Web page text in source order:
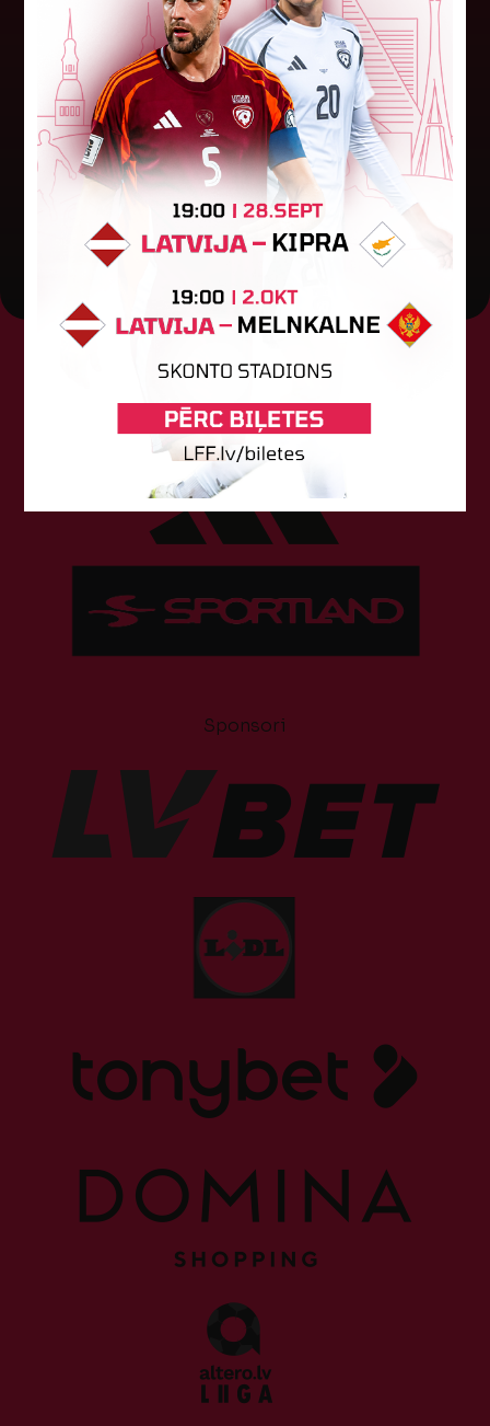
Baltijas kausa izcīņa sāksies ar
maču pret Lietuvu
Otrdien notika sieviešu futbola izlašu Baltijas
kausa izcīņas izloze. Šogad turnīrs tiks izspēlēts
Igaunijā. Pusfināla stadijā 28. novembrī Latvija
spēlēs pret Lietuvu...
04. augusts 2026.
Sponsori